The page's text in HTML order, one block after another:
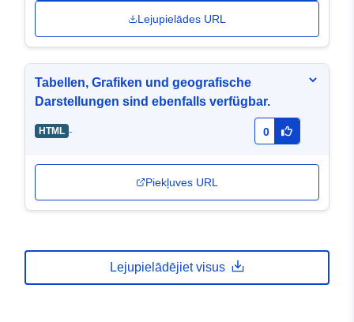
Lejupielādes URL
Tabellen, Grafiken und geografische
Darstellungen sind ebenfalls verfügbar.
HTML - 0
Piekļuves URL
Lejupielādējiet visus